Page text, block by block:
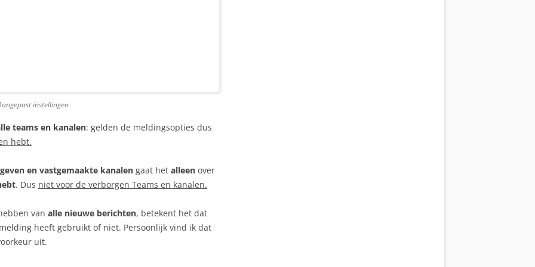
instellingen
teams en kanalen: gelden de meldingsopties dus
hebt.
en vastgemaakte kanalen gaat het alleen over
. Dus niet voor de verborgen Teams en kanalen.
van alle nieuwe berichten, betekent het dat
heeft gebruikt of niet. Persoonlijk vind ik dat
uit.